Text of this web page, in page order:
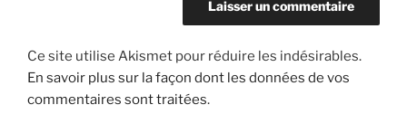
Ce site utilise Akismet pour réduire les indésirables.
En savoir plus sur la façon dont les données de vos
commentaires sont traitées.